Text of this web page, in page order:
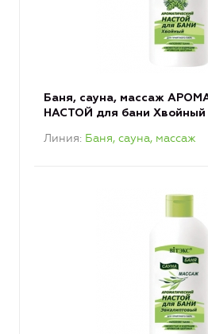
Баня, сауна, массаж
НАСТОЙ для бани Хвойный
Линия Баня, сауна, массаж